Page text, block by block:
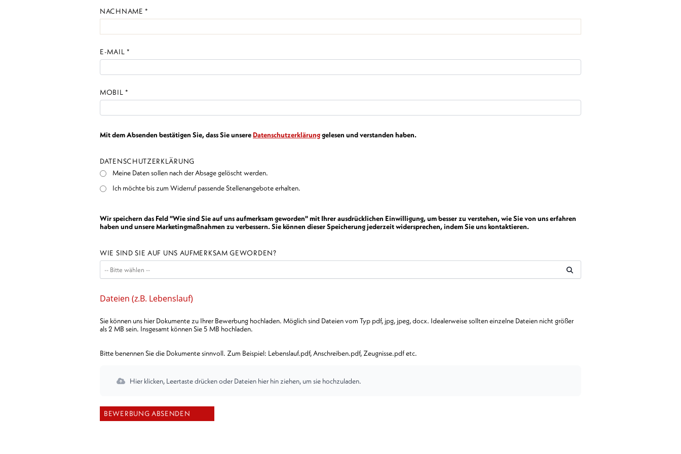
NACHNAME *
E-MAIL *
MOBIL *
Mit dem Absenden bestätigen Sie, dass Sie unsere Datenschutzerklärunggelesen und verstanden haben.
DATENSCHUTZERKLÄRUNG
Meine Daten sollen nach der Absage gelöscht werden.
Ich möchte bis zum Widerruf passende Stellenangebote erhalten.
Wir speichern das Feld "Wie sind Sie auf uns aufmerksam geworden" mit Ihrer ausdrücklichen Einwilligung, um besser zu verstehen, wie Sie von uns erfahren
haben und unsere Marketingmaßnahmen zu verbessern. Sie können dieser Speicherung jederzeit widersprechen, indem Sie uns kontaktieren.
WIE SIND SIE AUF UNS AUFMERKSAM GEWORDEN?
Dateien (z.B. Lebenslauf)
Sie können uns hier Dokumente zu Ihrer Bewerbung hochladen. Möglich sind Dateien vom Typ pdf, jpg, jpeg, docx. Idealerweise sollten einzelne Dateien nicht größer
als 2 MB sein. Insgesamt können Sie 5 MB hochladen.
Bitte benennen Sie die Dokumente sinnvoll. Zum Beispiel: Lebenslauf.pdf, Anschreiben.pdf, Zeugnisse.pdf etc.
Hier klicken, Leertaste drücken oder Dateien hier hin ziehen, um sie hochzuladen.